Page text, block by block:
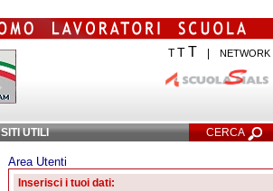
T TT NETWORK
SITI UTILI CERCA
Ricerca Avanzata
Area Utenti
Inserisci i tuoi dati: